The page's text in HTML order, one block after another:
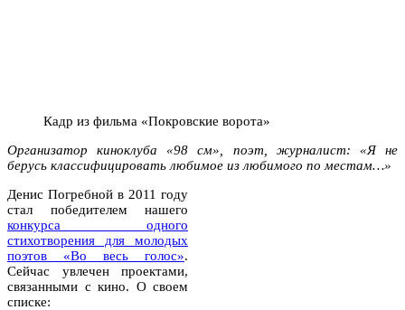
Кадр из фильма «Покровские ворота»
Организатор киноклуба «98 см», поэт, журналист: «Я не
берусь классифицировать любимое из любимого по местам…»
Денис Погребной в 2011 году
стал победителем нашего
конкурса одного
стихотворения для молодых
поэтов «Во весь голос».
Сейчас увлечен проектами,
связанными с кино. О своем
списке: